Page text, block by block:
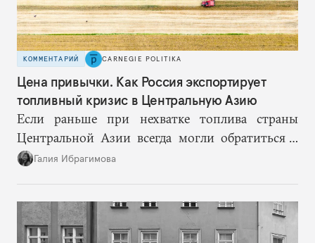
КОММЕНТАРИЙ CARNEGIE POLITIKA
Цена привычки. Как Россия экспортирует
топливный кризис в Центральную Азию
Если раньше при нехватке топлива страны
Центральной Азии всегда могли обратиться к
Москве за дополнительными объемами, то
Галия Ибрагимова